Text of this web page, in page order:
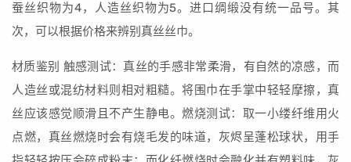
蚕丝织物为4，人造丝织物为5。进口绸缎没有统一品号。其
次，可以根据价格来辨别真丝丝巾。
材质鉴别 触感测试：真丝的手感非常柔滑，有自然的凉感，而
人造丝或混纺材料则相对粗糙。将围巾在手掌中轻轻摩擦，真
丝应该感觉顺滑且不产生静电。燃烧测试：取一小缕纤维用火
点燃，真丝燃烧时会有烧毛发的味道，灰烬呈蓬松球状，用手